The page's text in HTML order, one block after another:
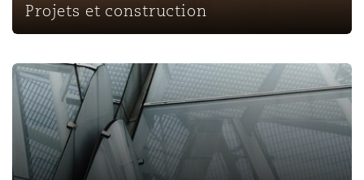
Projets et construction
Propriété intellectuelle